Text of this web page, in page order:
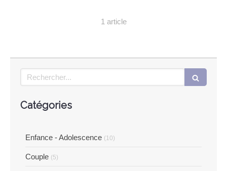
1 article
Rechercher
Catégories
Enfance - Adolescence (10)
Couple (5)